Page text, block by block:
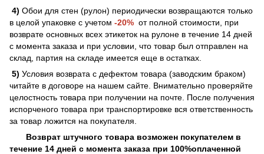
4) Обои для стен (рулон) периодически возвращаются только
в целой упаковке с учетом -20% от полной стоимости, при
возврате основных всех этикеток на рулоне в течение 14 дней
с момента заказа и при условии, что товар был отправлен на
склад, партия на складе имеется еще в остатках.
5) Условия возврата с дефектом товара (заводским браком)
читайте в договоре на нашем сайте. Внимательно проверяйте
целостность товара при получении на почте. После получения
испорченого товара при транспортировке вся ответственность
за товар ложится на покупателя.
Возврат штучного товара возможен покупателем в
течение 14 дней с момента заказа при 100%оплаченной